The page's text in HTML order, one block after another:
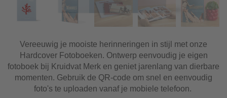
Vereeuwig je mooiste herinneringen in stijl met onze
Hardcover Fotoboeken. Ontwerp eenvoudig je eigen
fotoboek bij Kruidvat Merk en geniet jarenlang van dierbare
momenten. Gebruik de QR-code om snel en eenvoudig
foto's te uploaden vanaf je mobiele telefoon.